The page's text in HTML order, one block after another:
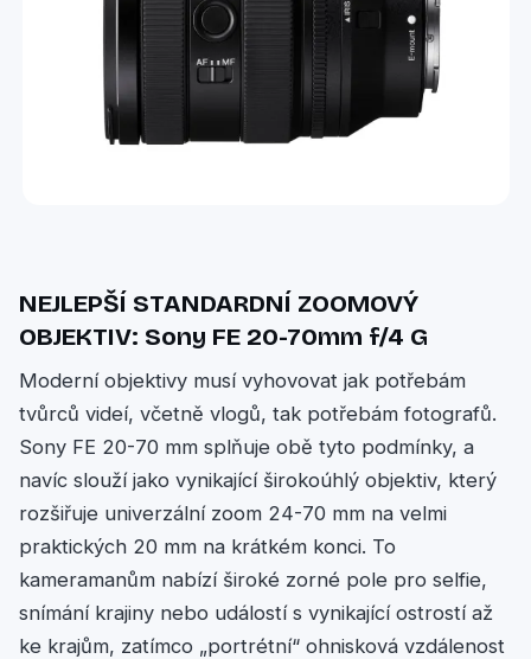
NEJLEPŠÍ STANDARDNÍ ZOOMOVÝ
OBJEKTIV: Sony FE 20-70mm f/4 G
Moderní objektivy musí vyhovovat jak potřebám
tvůrců videí, včetně vlogů, tak potřebám fotografů.
Sony FE 20-70 mm splňuje obě tyto podmínky, a
navíc slouží jako vynikající širokoúhlý objektiv, který
rozšiřuje univerzální zoom 24-70 mm na velmi
praktických 20 mm na krátkém konci. To
kameramanům nabízí široké zorné pole pro selfie,
snímání krajiny nebo událostí s vynikající ostrostí až
ke krajům, zatímco „portrétní“ ohnisková vzdálenost